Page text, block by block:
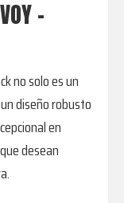
-
no solo es un
diseño robusto
en
desean